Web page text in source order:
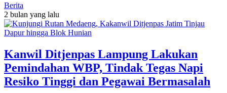
Berita
2 bulan yang lalu
Kanwil Ditjenpas Lampung Lakukan
Pemindahan WBP, Tindak Tegas Napi
Resiko Tinggi dan Pegawai Bermasalah